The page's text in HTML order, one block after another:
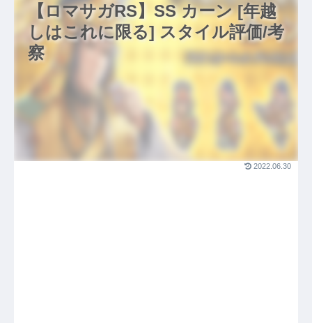
【ロマサガRS】SS カーン [年越
しはこれに限る] スタイル評価/考
察
2022.06.30